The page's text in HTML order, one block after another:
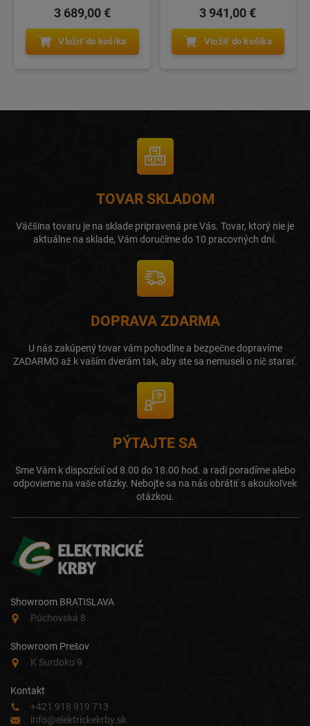
3 689,00 €
Vložiť do košíka
3 941,00 €
Vložiť do košíka
TOVAR SKLADOM
Väčšina tovaru je na sklade pripravená pre Vás. Tovar, ktorý nie je
aktuálne na sklade, Vám doručíme do 10 pracovných dní.
DOPRAVA ZDARMA
U nás zakúpený tovar vám pohodlne a bezpečne dopravíme
ZADARMO až k vaším dverám tak, aby ste sa nemuseli o nič starať.
PÝTAJTE SA
Sme Vám k dispozícií od 8.00 do 18.00 hod. a radi poradíme alebo
odpovieme na vaše otázky. Nebojte sa na nás obrátiť s akoukoľvek
otázkou.
Showroom BRATISLAVA
Púchovská 8
Showroom Prešov
K Surdoku 9
Kontakt
+421 918 919 713
info@elektrickekrby.sk